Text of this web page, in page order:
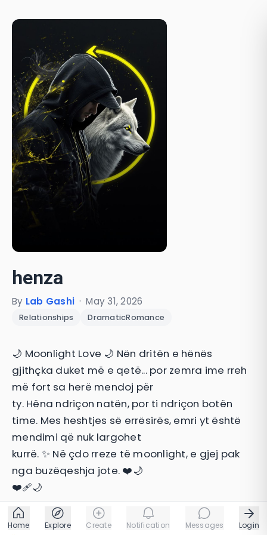
henza
By Lab Gashi · May 31, 2026
Relationships DramaticRomance
🌙 Moonlight Love 🌙 Nën dritën e hënës
gjithçka duket më e qetë... por zemra ime rreh
më fort sa herë mendoj për
ty. Hëna ndriçon natën, por ti ndriçon botën
time. Mes heshtjes së errësirës, emri yt është
mendimi që nuk largohet
kurrë. ✨ Në çdo rreze të moonlight, e gjej pak
nga buzëqeshja jote. ❤️🌙
❤️‍🩹🌙
Home Explore Create Notification Messages Login